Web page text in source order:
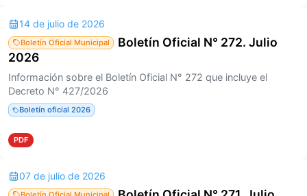
14 de julio de 2026
Boletín Oficial Municipal
Boletín Oficial N° 272. Julio
2026
Información sobre el Boletín Oficial N° 272 que incluye el
Decreto N° 427/2026
Boletín oficial 2026
PDF
07 de julio de 2026